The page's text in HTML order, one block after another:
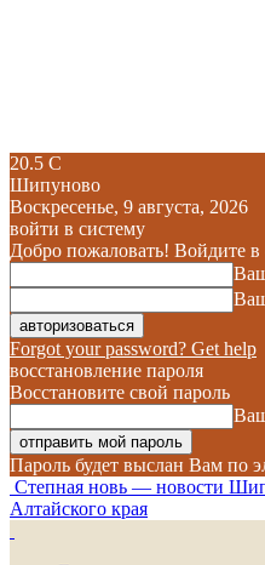
20.5 C
Шипуново
Воскресенье, 9 августа, 2026
войти в систему
Добро пожаловать! Войдите
Forgot your password? Get help
восстановление пароля
Восстановите свой пароль
Пароль будет выслан Вам по
Степная новь — новости
Алтайского края